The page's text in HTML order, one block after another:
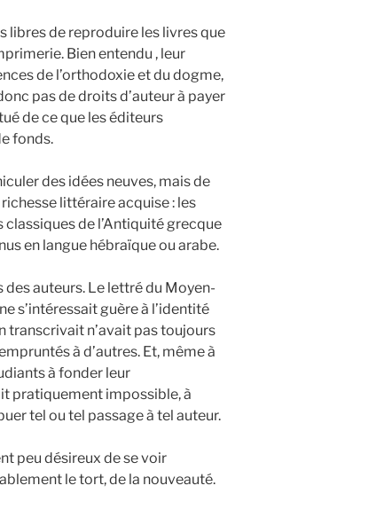
libres de reproduire les livres que
Bien entendu , leur
de l’orthodoxie et du dogme,
pas de droits d’auteur à payer
de ce que les éditeurs
fonds.
des idées neuves, mais de
littéraire acquise : les
de l’Antiquité grecque
en langue hébraïque ou arabe.
des auteurs. Le lettré du Moyen-
s’intéressait guère à l’identité
transcrivait n’avait pas toujours
à d’autres. Et, même à
à fonder leur
pratiquement impossible, à
tel ou tel passage à tel auteur.
peu désireux de se voir
le tort, de la nouveauté.